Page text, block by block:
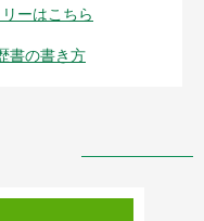
ーはこちら
書の書き方